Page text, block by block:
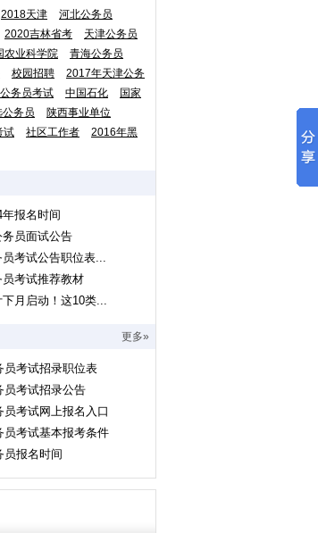
2018天津
河北公务员
2020吉林省考
天津公务员
农业科学院
青海公务员
校园招聘
2017年天津公务
务员考试 中国石化
国家
公务员
陕西事业单位
试
社区工作者
2016年黑
报名时间
员面试公告
考试公告职位表...
考试推荐教材
月启动！这10类...
更多»
员考试招录职位表
员考试招录公告
员考试网上报名入口
员考试基本报考条件
员报名时间